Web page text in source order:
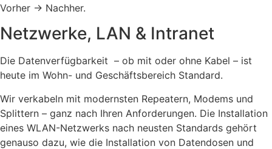
Vorher -> Nachher.
Netzwerke, LAN & Intranet
Die Datenverfügbarkeit – ob mit oder ohne Kabel – ist
heute im Wohn- und Geschäftsbereich Standard.
Wir verkabeln mit modernsten Repeatern, Modems und
Splittern – ganz nach Ihren Anforderungen. Die Installation
eines WLAN-Netzwerks nach neusten Standards gehört
genauso dazu, wie die Installation von Datendosen und